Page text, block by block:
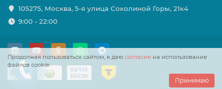
Продолжая пользоваться сайтом, я даю согласие на использование
файлов cookie.
Принимаю
105275, Москва, 5-я улица Соколиной Горы, 21к4
9:00 - 22:00